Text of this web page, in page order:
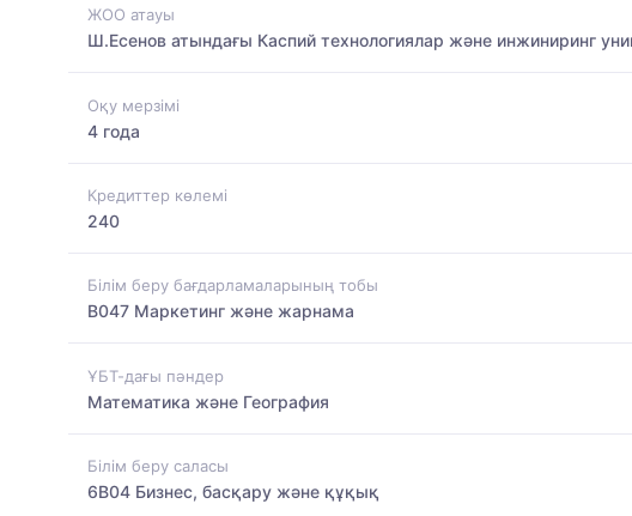
ЖОО атауы
Ш.Есенов атындағы Каспий технологиялар және инжиниринг
Оқу мерзімі
4 года
Кредиттер көлемі
240
Білім беру бағдарламаларының тобы
B047 Маркетинг және жарнама
ҰБТ-дағы пәндер
Математика және География
Білім беру саласы
6B04 Бизнес, басқару және құқық